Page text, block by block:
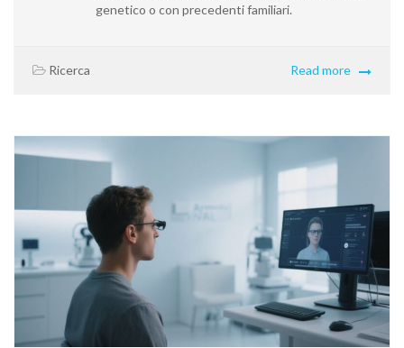
genetico o con precedenti familiari.
Ricerca Read more